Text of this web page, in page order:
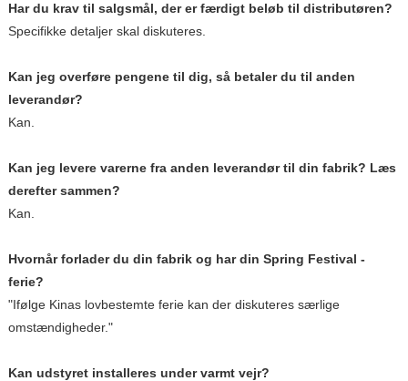
Har du krav til salgsmål, der er færdigt beløb til distributøren?
Specifikke detaljer skal diskuteres.
Kan jeg overføre pengene til dig, så betaler du til anden
leverandør?
Kan.
Kan jeg levere varerne fra anden leverandør til din fabrik? Læs
derefter sammen?
Kan.
Hvornår forlader du din fabrik og har din Spring Festival -
ferie?
"Ifølge Kinas lovbestemte ferie kan der diskuteres særlige
omstændigheder."
Kan udstyret installeres under varmt vejr?